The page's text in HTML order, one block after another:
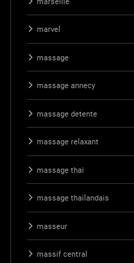
marvel
massage
massage annecy
massage detente
massage relaxant
massage thai
massage thailandais
masseur
massif central